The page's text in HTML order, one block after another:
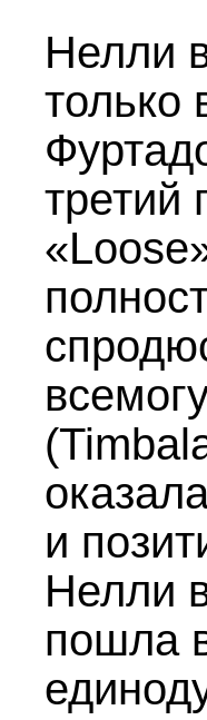
Нелли
только
третий
и
Нелли
пошла